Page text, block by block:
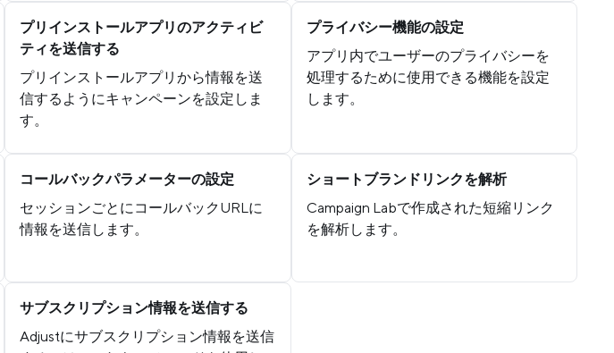
プリインストールアプリのアクティビ
ティを送信する
プリインストールアプリから情報を送
信するようにキャンペーンを設定しま
す。
プライバシー機能の設定
アプリ内でユーザーのプライバシーを
処理するために使用できる機能を設定
します。
コールバックパラメーターの設定
セッションごとにコールバックURLに
情報を送信します。
ショートブランドリンクを解析
Campaign Labで作成された短縮リンク
を解析します。
サブスクリプション情報を送信する
Adjustにサブスクリプション情報を送信